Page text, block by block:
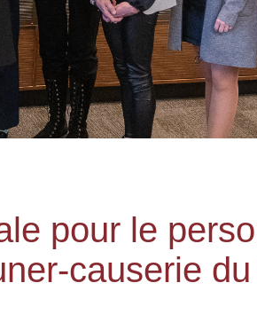
pour le
causerie